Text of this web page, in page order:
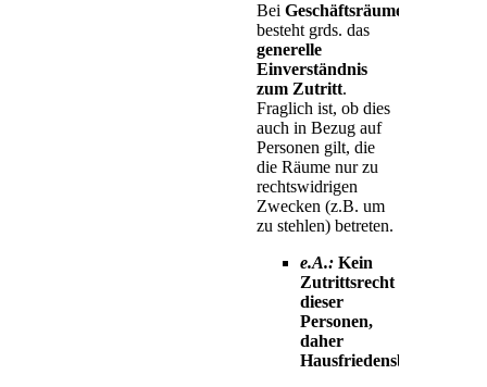
Bei Geschäftsräumen
besteht grds. das
generelle
Einverständnis
zum Zutritt.
Fraglich ist, ob dies
auch in Bezug auf
Personen gilt, die
die Räume nur zu
rechtswidrigen
Zwecken (z.B. um
zu stehlen) betreten.
e.A.: Kein
Zutrittsrecht
dieser
Personen,
daher
Hausfriedensbruch